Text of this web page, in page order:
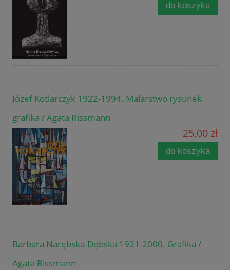
do koszyka
Józef Kotlarczyk 1922-1994. Malarstwo rysunek
grafika / Agata Rissmann
25,00 zł
do koszyka
Barbara Narębska-Dębska 1921-2000. Grafika /
Agata Rissmann